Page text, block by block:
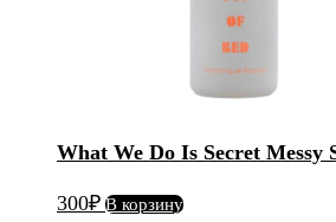
What We Do Is Secret Messy
300₽ В корзину